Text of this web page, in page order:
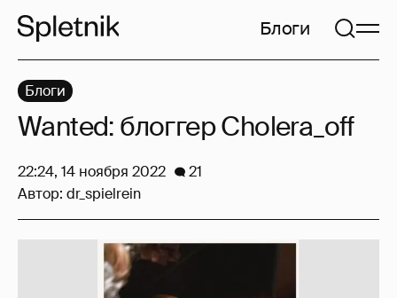
Блоги
Блоги
Wanted: блоггер Cholera_off
22:24, 14 ноября 2022
21
Автор: dr_spielrein